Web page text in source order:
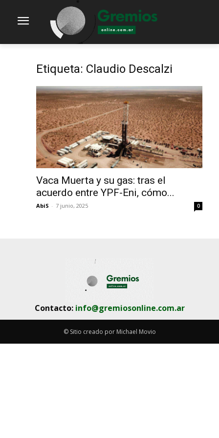
Etiqueta: Claudio Descalzi
Vaca Muerta y su gas: tras el
acuerdo entre YPF-Eni, cómo...
AbiS - 7 junio, 2025 0
Contacto: info@gremiosonline.com.ar
© Sitio creado por Michael Movio